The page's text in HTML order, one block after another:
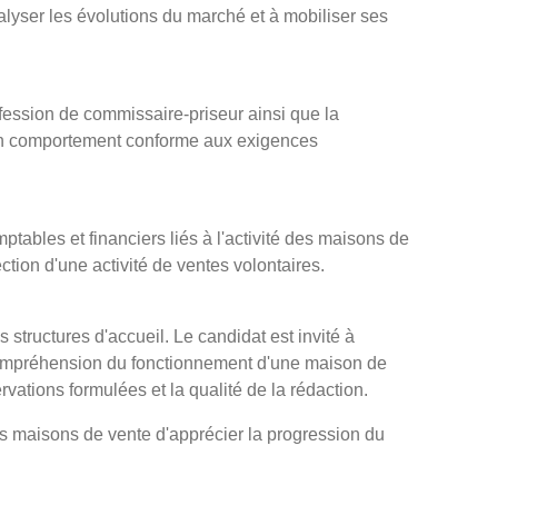
les évolutions du marché et à mobiliser ses
de commissaire-priseur ainsi que la
conforme aux exigences
et financiers liés à l'activité des maisons de
d'une activité de ventes volontaires.
structures d'accueil. Le candidat est invité à
du fonctionnement d'une maison de
formulées et la qualité de la rédaction.
maisons de vente d'apprécier la progression du